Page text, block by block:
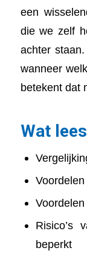
een
die we zelf
achter
wanneer
betekent dat
Wat
Risico’s
beperkt